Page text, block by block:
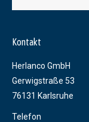
Kontakt
Herlanco GmbH
Gerwigstraße 53
76131 Karlsruhe
Telefon